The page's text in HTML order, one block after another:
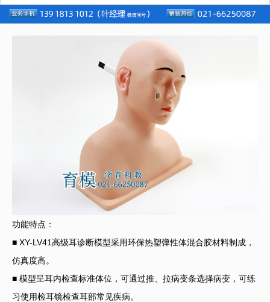
功能特点：
■ XY-LV41高级耳诊断模型采用环保热塑弹性体混合胶材料制成，
仿真度高。
■ 模型呈耳内检查标准体位，可通过推、拉病变条选择病变，可练
习使用检耳镜检查耳部常见疾病。